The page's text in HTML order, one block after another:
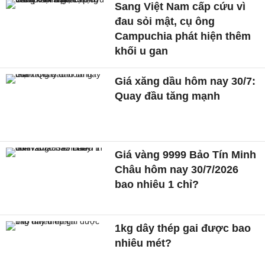
Sang Việt Nam cấp cứu vì
đau sỏi mật, cụ ông
Campuchia phát hiện thêm
khối u gan
Giá xăng dầu hôm nay 30/7:
Quay đầu tăng mạnh
Giá vàng 9999 Bảo Tín Minh
Châu hôm nay 30/7/2026
bao nhiêu 1 chỉ?
1kg dây thép gai được bao
nhiêu mét?